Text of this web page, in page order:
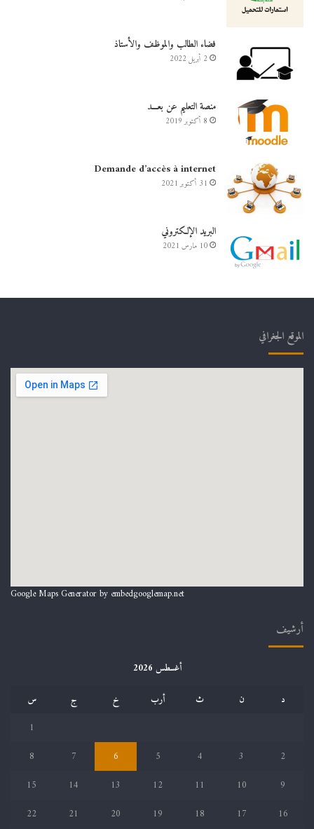
فضاء الطالب والموظف والأستاذ
2 أبريل 2022
منصة التعليم عن بعـــد
8 أكتوبر 2019
Demande d’accès à internet
31 أكتوبر 2021
البريد الإلكتروني
10 مارس 2021
الموقع الجغرافي
Google Maps Generator by embedgooglemap.net
أرشيف
أغسطس 2026
د
ن ث أرب خ ج
س
1
2
3
4
5
6
7
8
9
10
11
12
13
14
15
16
17
18
19
20
21
22